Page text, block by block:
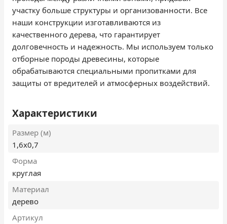
участку больше структуры и организованности. Все
наши конструкции изготавливаются из
качественного дерева, что гарантирует
долговечность и надежность. Мы используем только
отборные породы древесины, которые
обрабатываются специальными пропитками для
защиты от вредителей и атмосферных воздействий.
Характеристики
Размер (м)
1,6х0,7
Форма
круглая
Материал
дерево
Артикул